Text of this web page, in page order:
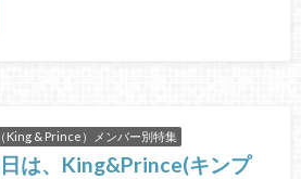
King & Prince）メンバー別特集
日は、King&Prince(キンプ